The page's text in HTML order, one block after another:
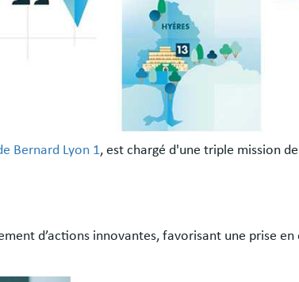
Bernard Lyon 1, est chargé d'une triple mission de
d’actions innovantes, favorisant une prise